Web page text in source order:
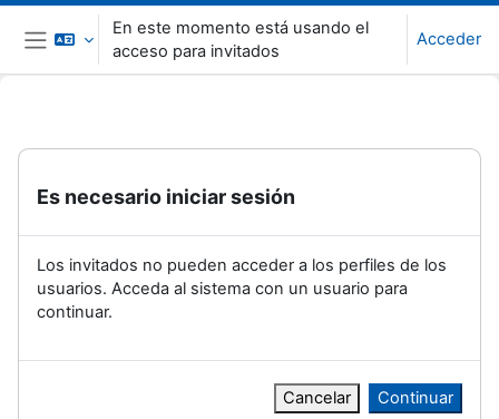
Salta al contenido principal
Panel lateral
En este momento está usando el
acceso para invitados
Acceder
Es necesario iniciar sesión
Los invitados no pueden acceder a los perfiles de los
usuarios. Acceda al sistema con un usuario para
continuar.
Cancelar Continuar